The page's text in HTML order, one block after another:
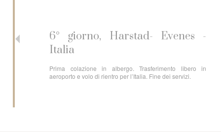
6° giorno, Harstad- Evenes -
Italia
Prima colazione in albergo. Trasferimento libero in
aeroporto e volo di rientro per l’Italia. Fine dei servizi.